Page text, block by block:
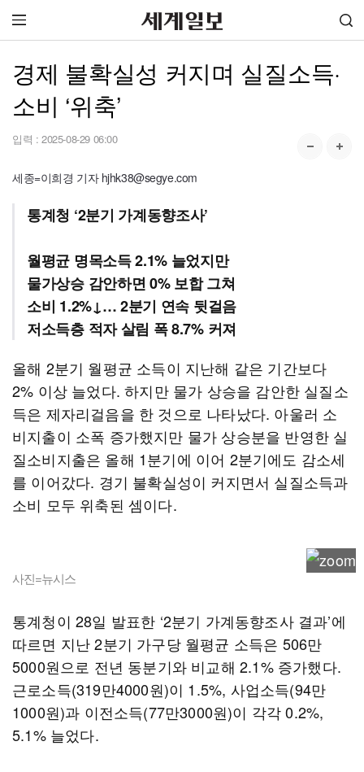
경제 불확실성 커지며 실질소득·
소비 ‘위축’
입력 : 2025-08-29 06:00
세종=이희경 기자 hjhk38@segye.com
통계청 ‘2분기 가계동향조사’
월평균 명목소득 2.1% 늘었지만
물가상승 감안하면 0% 보합 그쳐
소비 1.2%↓… 2분기 연속 뒷걸음
저소득층 적자 살림 폭 8.7% 커져
올해 2분기 월평균 소득이 지난해 같은 기간보다
2% 이상 늘었다. 하지만 물가 상승을 감안한 실질소
득은 제자리걸음을 한 것으로 나타났다. 아울러 소
비지출이 소폭 증가했지만 물가 상승분을 반영한 실
질소비지출은 올해 1분기에 이어 2분기에도 감소세
를 이어갔다. 경기 불확실성이 커지면서 실질소득과
소비 모두 위축된 셈이다.
사진=뉴시스
통계청이 28일 발표한 ‘2분기 가계동향조사 결과’에
따르면 지난 2분기 가구당 월평균 소득은 506만
5000원으로 전년 동분기와 비교해 2.1% 증가했다.
근로소득(319만4000원)이 1.5%, 사업소득(94만
1000원)과 이전소득(77만3000원)이 각각 0.2%,
5.1% 늘었다.